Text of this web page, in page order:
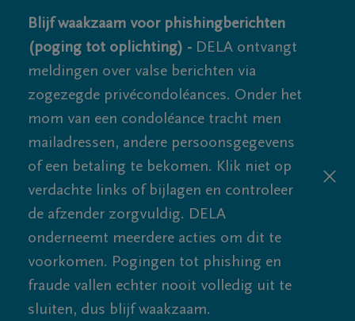
Blijf waakzaam voor phishingberichten
(poging tot oplichting) - DELA ontvangt
meldingen over valse berichten via
zogezegde privécondoléances. Onder het
mom van een condoléance tracht men
mailadressen, andere persoonsgegevens
of een betaling te bekomen. Klik niet op
verdachte links of bijlagen en controleer
de afzender zorgvuldig. DELA
onderneemt meerdere acties om dit te
voorkomen. Pogingen tot phishing en
fraude vallen echter nooit volledig uit te
sluiten, dus blijf waakzaam.